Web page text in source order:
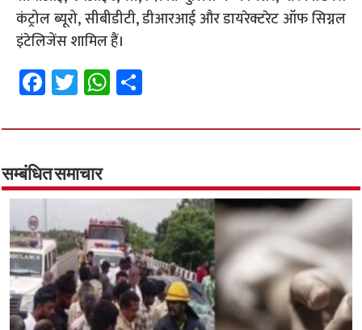
कंट्रोल ब्यूरो, सीबीडीटी, डीआरआई और डायरेक्टरेट ऑफ सिग्नल
इंटेलिजेंस शामिल हैं।
Fa
ce
b
o
o
k
T
wi
tt
er
W
h
at
p
p
ar
सम्बंधित समाचार